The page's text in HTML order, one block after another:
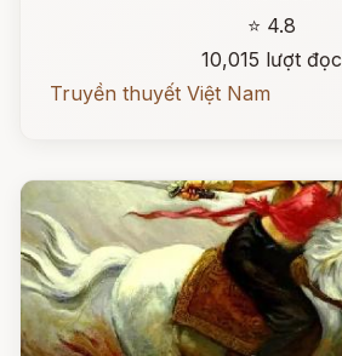
⭐ 4.8
10,015 lượt đọc
Truyền thuyết Việt Nam